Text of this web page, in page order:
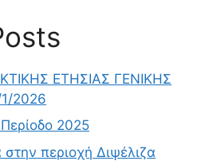
ΕΤΗΣΙΑΣ ΓΕΝΙΚΗΣ
2026
2025
περιοχή Διψέλιζα